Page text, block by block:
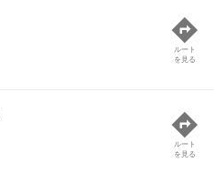
ルート
を見る
ルート
を見る